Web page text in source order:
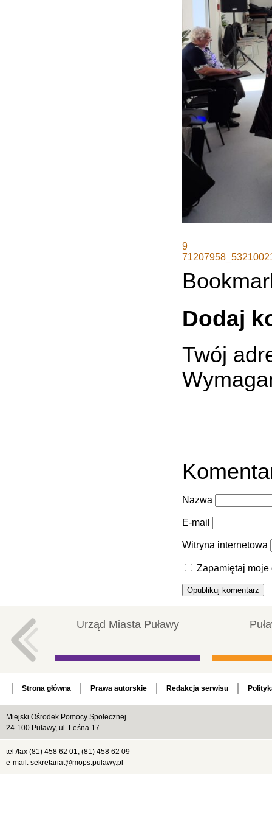
9
Dodaj
Twój
Nazwa
E-mail
Witryna internetowa
Zapamiętaj moje
Urząd Miasta Puławy
Strona główna Prawa autorskie Redakcja serwisu
Miejski Ośrodek Pomocy Społecznej
24-100 Puławy, ul. Leśna 17
tel./fax (81) 458 62 01, (81) 458 62 09
e-mail: sekretariat@mops.pulawy.pl